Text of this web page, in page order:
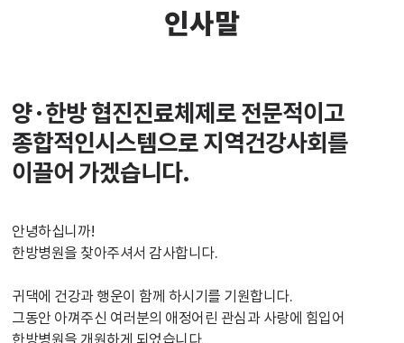
인사말
양·한방 협진진료체제로 전문적이고
종합적인시스템으로 지역건강사회를
이끌어 가겠습니다.
안녕하십니까!
한방병원을 찾아주셔서 감사합니다.
귀댁에 건강과 행운이 함께 하시기를 기원합니다.
그동안 아껴주신 여러분의 애정어린 관심과 사랑에 힘입어
한방병원을 개원하게 되었습니다.